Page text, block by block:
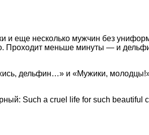
и еще несколько мужчин без
Проходит меньше минуты — и
дельфин…» и «Мужики,
Such a cruel life for such beautiful